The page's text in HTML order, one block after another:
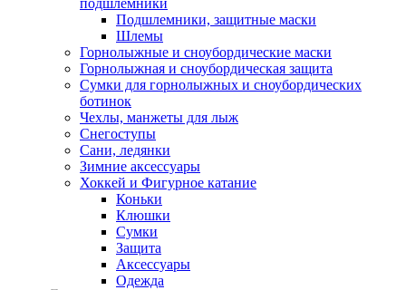
подшлемники
Подшлемники, защитные маски
Шлемы
Горнолыжные и сноубордические маски
Горнолыжная и сноубордическая защита
Сумки для горнолыжных и сноубордических
ботинок
Чехлы, манжеты для лыж
Снегоступы
Сани, ледянки
Зимние аксессуары
Хоккей и Фигурное катание
Коньки
Клюшки
Сумки
Защита
Аксессуары
Одежда